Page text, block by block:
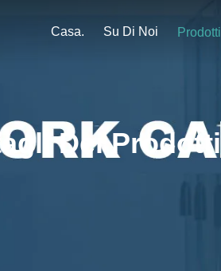
Casa. Su Di Noi Prodotti
Dei Prodotti